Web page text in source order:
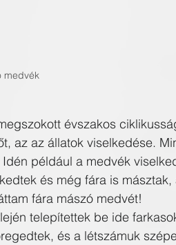
medvék
évszakos
az az állatok viselkedése.
például a medvék
és még fára is másztak,
fára mászó medvét!
telepítettek be ide
és a létszámuk